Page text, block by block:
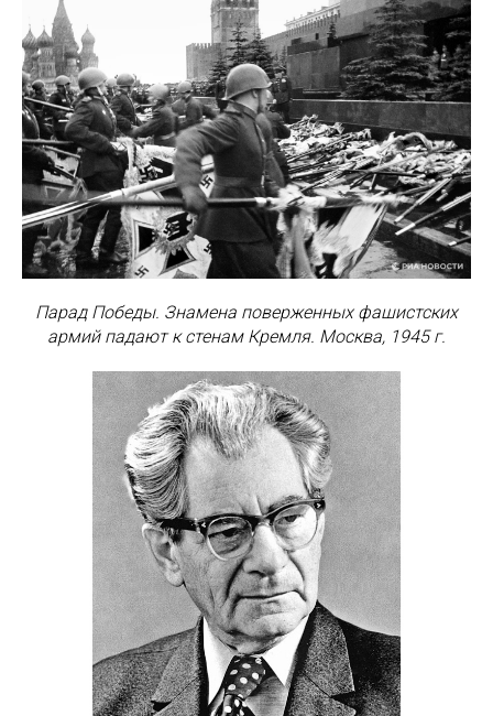
Парад Победы. Знамена поверженных фашистских
армий падают к стенам Кремля. Москва, 1945 г.